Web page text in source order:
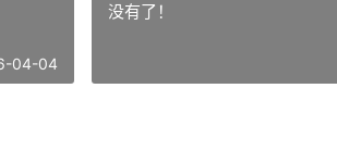
04-04
没有了！